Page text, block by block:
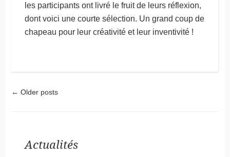
les participants ont livré le fruit de leurs réflexion,
dont voici une courte sélection. Un grand coup de
chapeau pour leur créativité et leur inventivité !
Post navigation
← Older posts
Actualités